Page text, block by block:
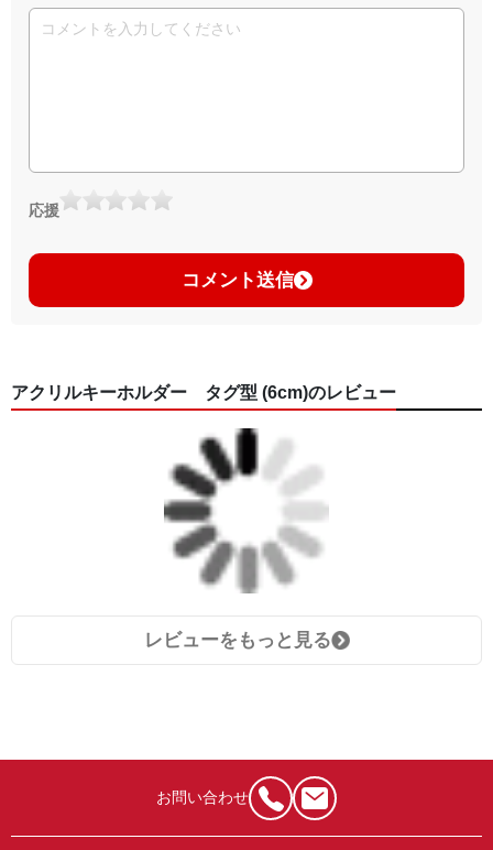
応援
コメント送信
アクリルキーホルダー タグ型 (6cm)のレビュー
レビューをもっと見る
お問い合わせ